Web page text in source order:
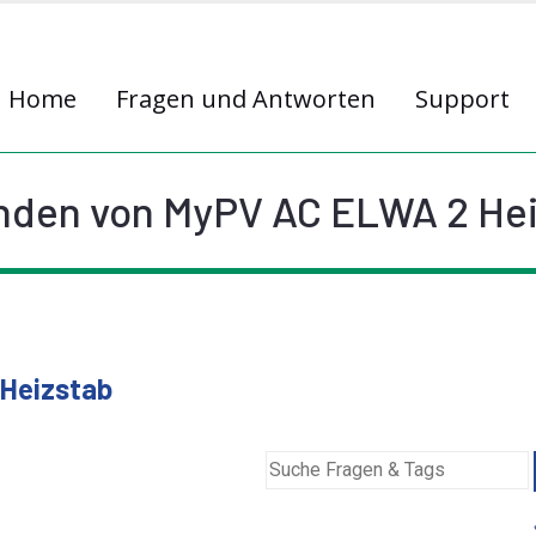
Home Fragen und Antworten Support
von MyPV AC ELWA 2
Heizstab